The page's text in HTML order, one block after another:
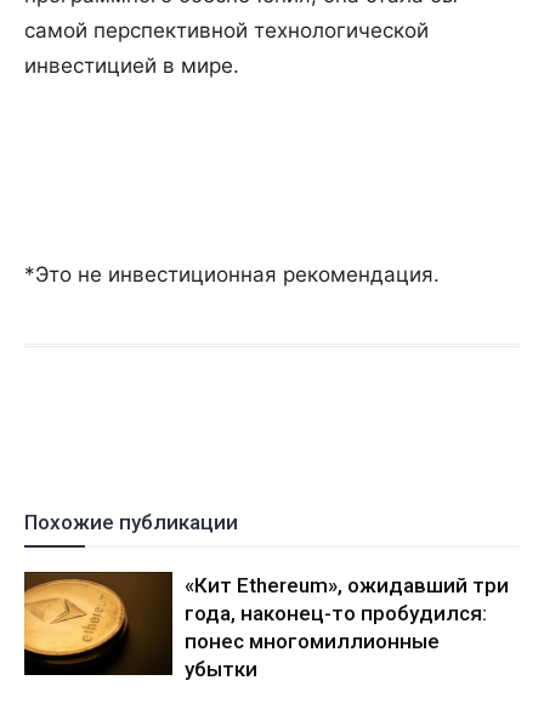
самой перспективной технологической
инвестицией в мире.
*Это не инвестиционная рекомендация.
Похожие публикации
«Кит Ethereum», ожидавший три
года, наконец-то пробудился:
понес многомиллионные
убытки